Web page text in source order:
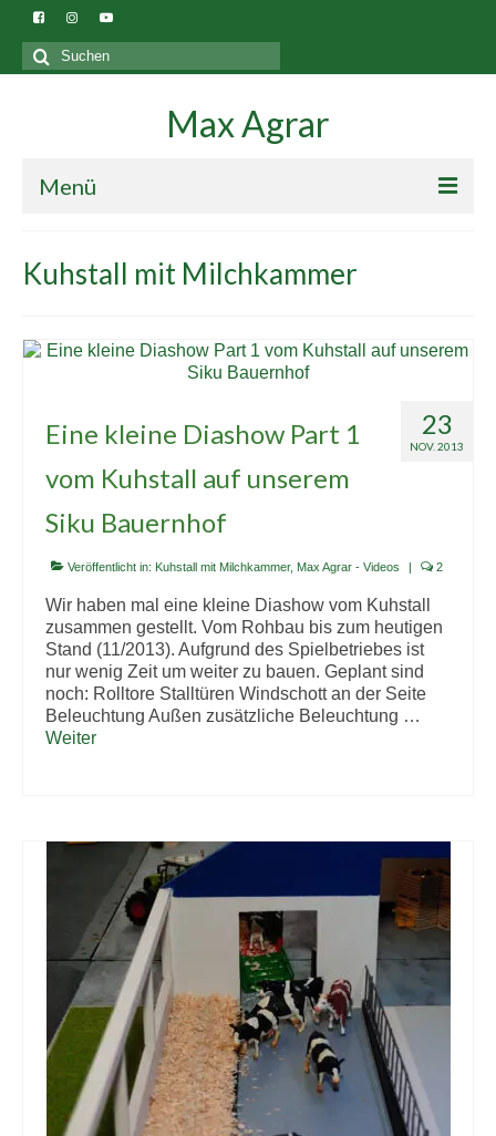
Suchen
nach:
Max Agrar
Menü
Gebäude
Kuhstall mit Milchkammer
23
NOV. 2013
Eine kleine Diashow Part 1
vom Kuhstall auf unserem
Siku Bauernhof
Veröffentlicht in: Kuhstall mit Milchkammer, Max Agrar - Videos | 2
Wir haben mal eine kleine Diashow vom Kuhstall
zusammen gestellt. Vom Rohbau bis zum heutigen
Stand (11/2013). Aufgrund des Spielbetriebes ist
nur wenig Zeit um weiter zu bauen. Geplant sind
noch: Rolltore Stalltüren Windschott an der Seite
Beleuchtung Außen zusätzliche Beleuchtung …
Weiter